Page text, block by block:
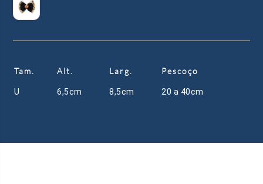
Tam. Alt. Larg. Pescoço
U 6,5cm 8,5cm 20 a 40cm